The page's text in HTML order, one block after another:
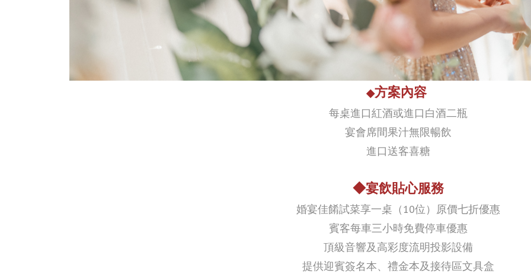
◆方案內容
每桌進口紅酒或進口白酒二瓶
宴會席間果汁無限暢飲
進口送客喜糖
◆宴飲貼心服務
婚宴佳餚試菜享一桌（10位）原價七折優惠
賓客每車三小時免費停車優惠
頂級音響及高彩度流明投影設備
提供迎賓簽名本、禮金本及接待區文具盒